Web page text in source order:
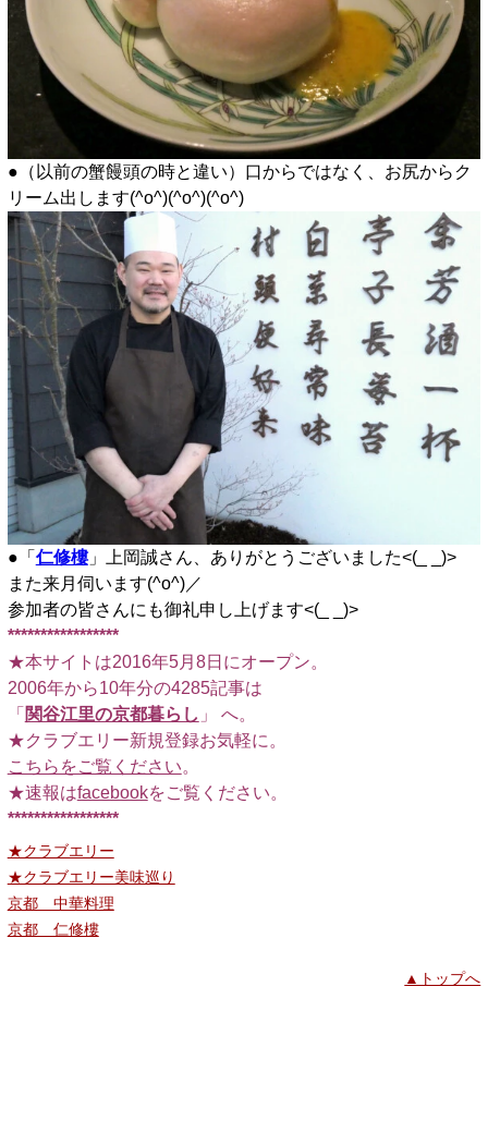
●（以前の蟹饅頭の時と違い）口からではなく、お尻からク
リーム出します(^o^)(^o^)(^o^)
●「 仁修樓」上岡誠さん、ありがとうございました<(_ _)>
また来月伺います(^o^)／
参加者の皆さんにも御礼申し上げます<(_ _)>
*****************
★本サイトは2016年5月8日にオープン。
2006年から10年分の4285記事は
「 関谷江里の京都暮らし 」 へ。
★クラブエリー新規登録お気軽に。
こちらをご覧ください。
★速報はfacebookをご覧ください。
*****************
★クラブエリー
★クラブエリー美味巡り
京都 中華料理
京都 仁修樓
▲トップへ